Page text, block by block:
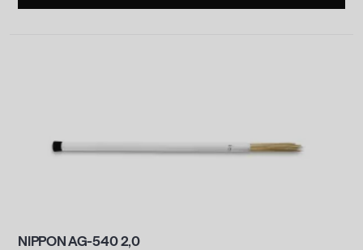
NIPPON AG-540 2,0